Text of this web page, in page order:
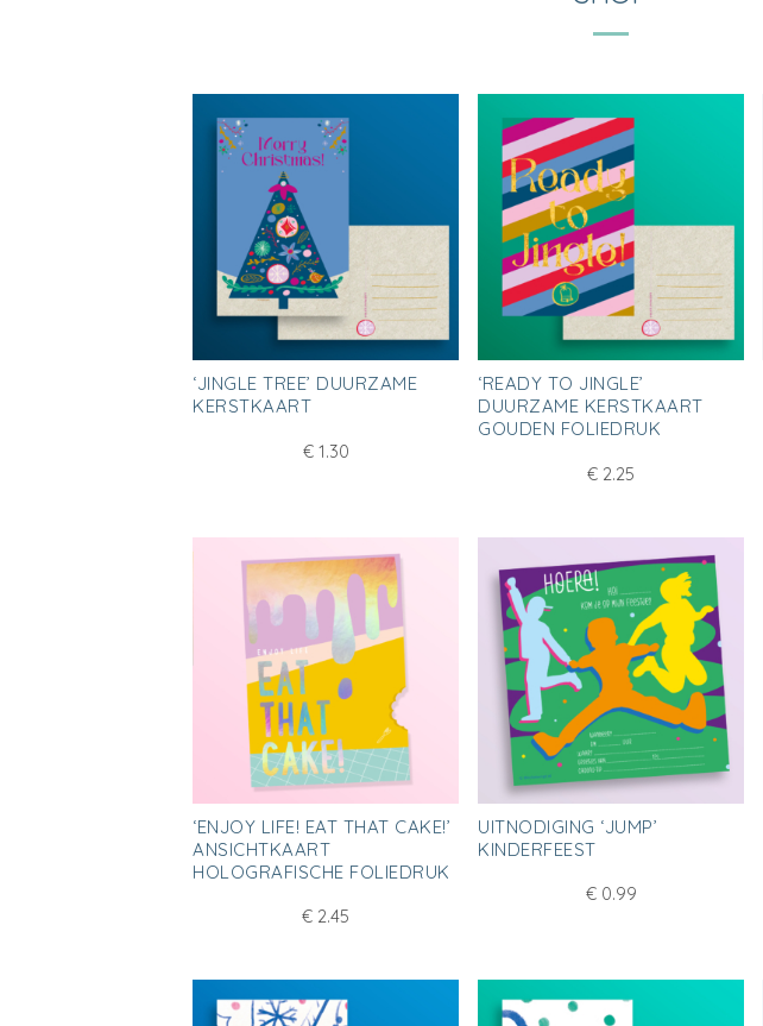
‘JINGLE TREE’ DUURZAME
KERSTKAART
€1.30
‘READY TO JINGLE’
DUURZAME KERSTKAART
GOUDEN FOLIEDRUK
€ 2.25
‘ENJOY LIFE! EAT THAT CAKE!’
ANSICHTKAART
HOLOGRAFISCHE FOLIEDRUK
€ 2.45
UITNODIGING ‘JUMP’
KINDERFEEST
€0.99